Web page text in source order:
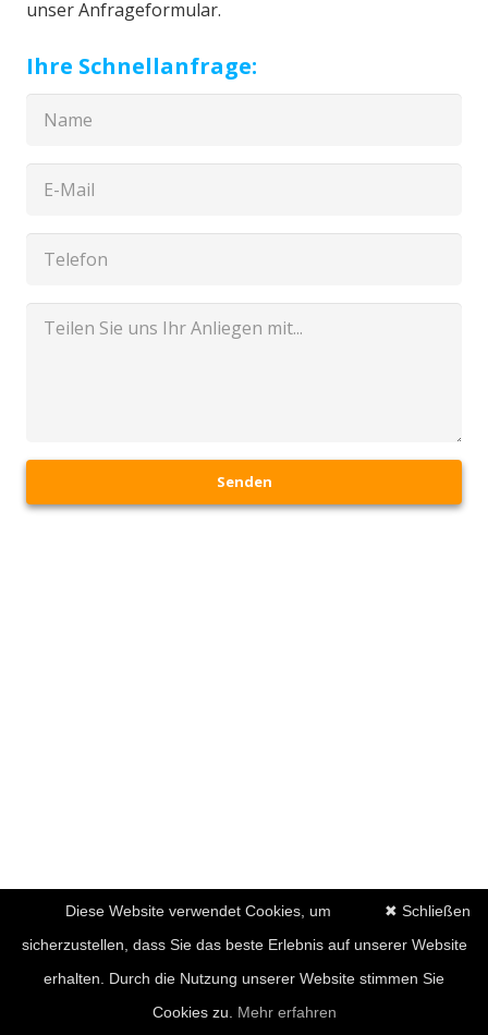
unser Anfrageformular.
Ihre Schnellanfrage:
Senden
✖ Schließen
Diese Website verwendet Cookies, um
sicherzustellen, dass Sie das beste Erlebnis auf unserer Website
erhalten. Durch die Nutzung unserer Website stimmen Sie
Cookies zu. Mehr erfahren